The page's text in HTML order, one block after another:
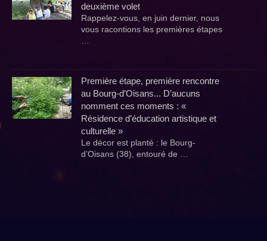
deuxième volet
Rappelez-vous, en juin dernier, nous
vous racontions les premières étapes
Première étape, première rencontre
au Bourg-d’Oisans... D’aucuns
nomment ces moments : «
Résidence d’éducation artistique et
culturelle »
Le décor est planté : le Bourg-
d’Oisans (38), entouré de …